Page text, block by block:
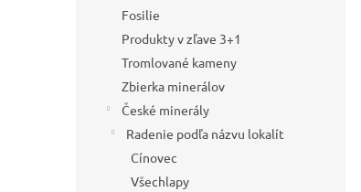
Fosilie
Produkty v zľave 3+1
Tromlované kameny
Zbierka minerálov
České minerály
Radenie podľa názvu lokalít
Cínovec
Všechlapy